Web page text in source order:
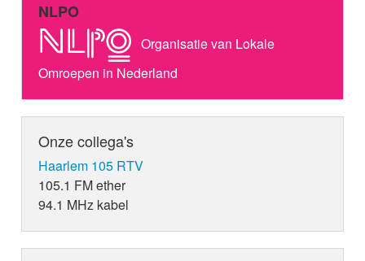
NLPO
Organisatie van Lokale
Omroepen in Nederland
Onze collega's
Haarlem 105 RTV
105.1 FM ether
94.1 MHz kabel